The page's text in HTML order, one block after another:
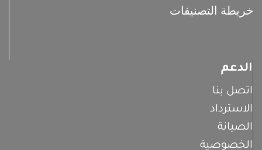
خريطة التصنيفات
الدعم
اتصل بنا
الاسترداد
الصيانة
الخصوصية